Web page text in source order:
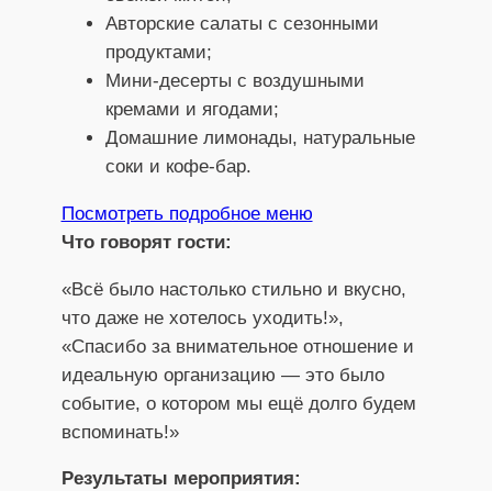
Авторские салаты с сезонными
продуктами;
Мини-десерты с воздушными
кремами и ягодами;
Домашние лимонады, натуральные
соки и кофе-бар.
Посмотреть подробное меню
Что говорят гости:
«Всё было настолько стильно и вкусно,
что даже не хотелось уходить!»,
«Спасибо за внимательное отношение и
идеальную организацию — это было
событие, о котором мы ещё долго будем
вспоминать!»
Результаты мероприятия: